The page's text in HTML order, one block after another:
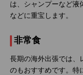
は、シャンプーなど液
などに重宝します。
非常食
長期の海外出張では、
のもおすすめです。特